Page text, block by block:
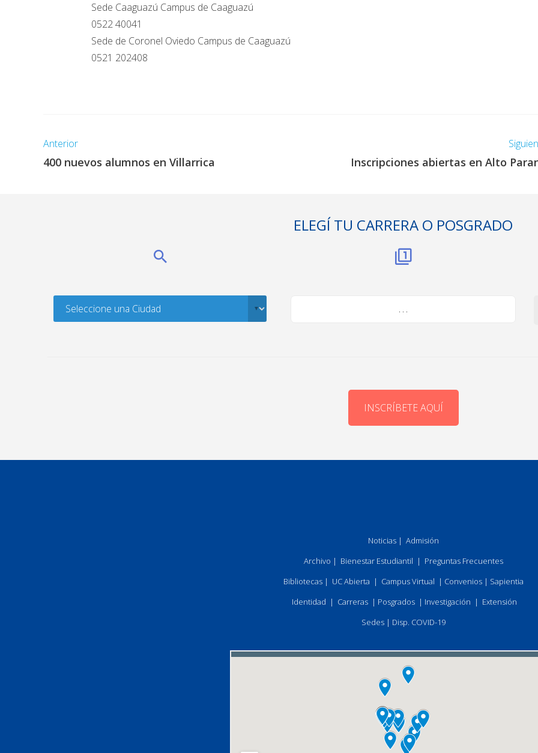
Sede Caaguazú Campus de Caaguazú
0522 40041
Sede de Coronel Oviedo Campus de Caaguazú
0521 202408
Anterior
400 nuevos alumnos en Villarrica Inscripciones abiertas en Alto
ELEGÍ TU CARRERA O POSGRADO
. . .
INSCRÍBETE AQUÍ
Noticias| Admisión
Archivo | Bienestar Estudiantil | Preguntas Frecuentes
Bibliotecas| UC Abierta | Campus Virtual | Convenios| Sapientia
Identidad | Carreras| Posgrados| Investigación | Extensión
Sedes| Disp. COVID-19